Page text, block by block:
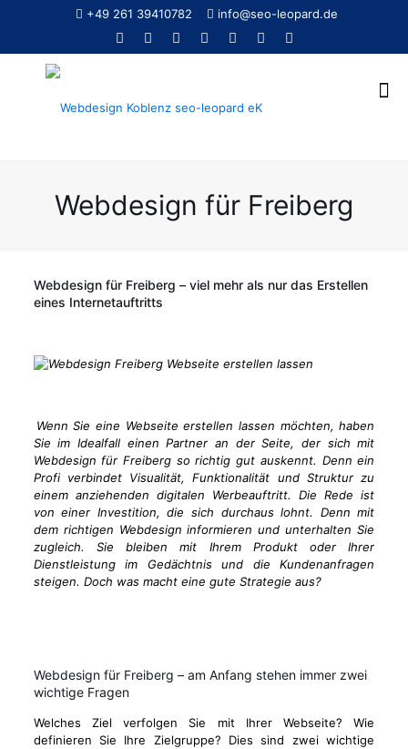
+49 261 39410782 info@seo-leopard.de
Webdesign für Freiberg
Webdesign für Freiberg – viel mehr als nur das Erstellen
eines Internetauftritts
Wenn Sie eine Webseite erstellen lassen möchten, haben
Sie im Idealfall einen Partner an der Seite, der sich mit
Webdesign für Freiberg so richtig gut auskennt. Denn ein
Profi verbindet Visualität, Funktionalität und Struktur zu
einem anziehenden digitalen Werbeauftritt. Die Rede ist
von einer Investition, die sich durchaus lohnt. Denn mit
dem richtigen Webdesign informieren und unterhalten Sie
zugleich. Sie bleiben mit Ihrem Produkt oder Ihrer
Dienstleistung im Gedächtnis und die Kundenanfragen
steigen. Doch was macht eine gute Strategie aus?
Webdesign für Freiberg – am Anfang stehen immer zwei
wichtige Fragen
Welches Ziel verfolgen Sie mit Ihrer Webseite? Wie
definieren Sie Ihre Zielgruppe? Dies sind zwei wichtige